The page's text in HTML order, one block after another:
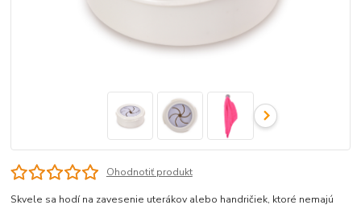
Ohodnotiť produkt
Skvele sa hodí na zavesenie uterákov alebo handričiek, ktoré nemajú